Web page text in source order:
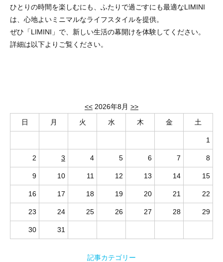
<< 2026年8月 >>
日
月 火 水 木 金 土
1
2 3 4 5 6 7 8
9 10 11 12 13 14 15
16 17 18 19 20 21 22
23 24 25 26 27 28 29
30 31
記事カテゴリー
ひとりの時間を楽しむにも、ふたりで過ごすにも最適なLIMINI
は、心地よいミニマルなライフスタイルを提供。
ぜひ「LIMINI」で、新しい生活の幕開けを体験してください。
詳細は以下よりご覧ください。